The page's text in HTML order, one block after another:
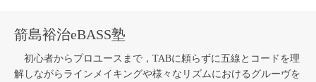
箭島裕治eBASS塾
初心者からプロユースまで，TABに頼らずに五線とコードを理
解しながらラインメイキングや様々なリズムにおけるグルーヴを